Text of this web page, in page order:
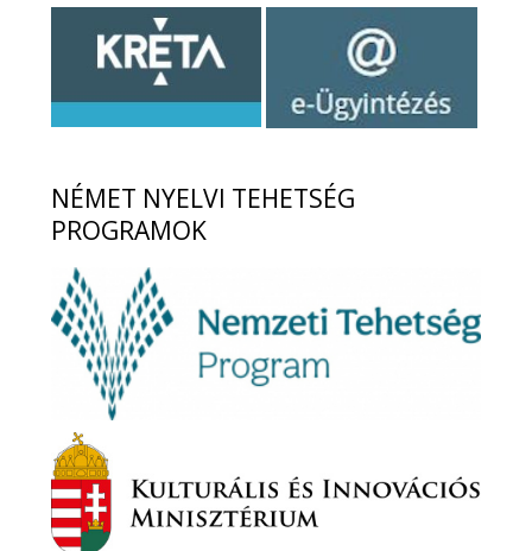
NÉMET NYELVI TEHETSÉG
PROGRAMOK